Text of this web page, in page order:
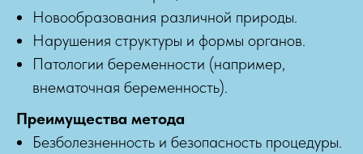
Новообразования различной природы.
Нарушения структуры и формы органов.
Патологии беременности (например,
внематочная беременность).
Преимущества метода
Безболезненность и безопасность процедуры.